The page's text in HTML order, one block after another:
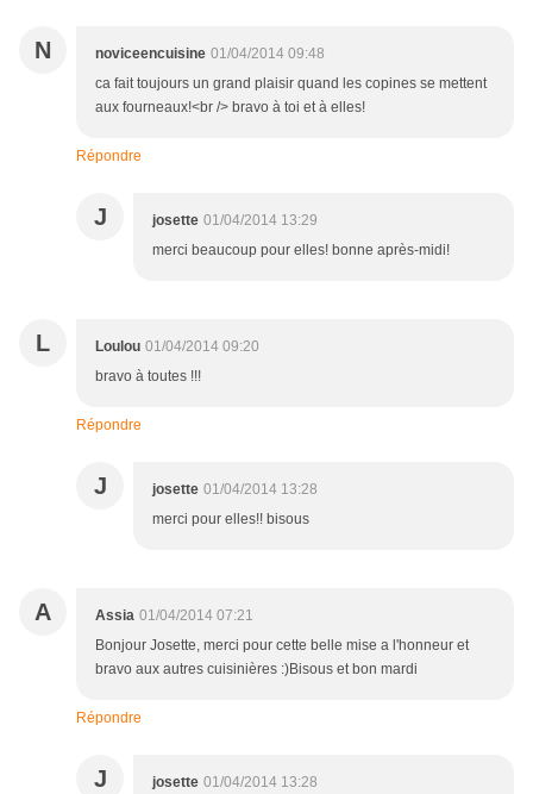
N noviceencuisine 01/04/2014 09:48
ca fait toujours un grand plaisir quand les copines se mettent
aux fourneaux!<br /> bravo à toi et à elles!
Répondre
J josette 01/04/2014 13:29
merci beaucoup pour elles! bonne après-midi!
L Loulou 01/04/2014 09:20
bravo à toutes !!!
Répondre
J josette 01/04/2014 13:28
merci pour elles!! bisous
A Assia 01/04/2014 07:21
Bonjour Josette, merci pour cette belle mise a l'honneur et
bravo aux autres cuisinières :)Bisous et bon mardi
Répondre
J josette 01/04/2014 13:28